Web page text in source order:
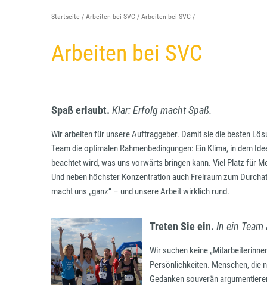
Startseite Arbeiten bei SVC Arbeiten bei SVC
Arbeiten bei SVC
Spaß erlaubt. Klar: Erfolg macht Spaß.
Wir arbeiten für unsere Auftraggeber. Damit sie die besten
Team die optimalen Rahmenbedingungen: Ein Klima, in dem
beachtet wird, was uns vorwärts bringen kann. Viel Platz für
Und neben höchster Konzentration auch Freiraum zum
macht uns „ganz“ – und unsere Arbeit wirklich rund.
Treten Sie ein. In ein
Wir suchen keine
Persönlichkeiten. Menschen, die
Gedanken souverän